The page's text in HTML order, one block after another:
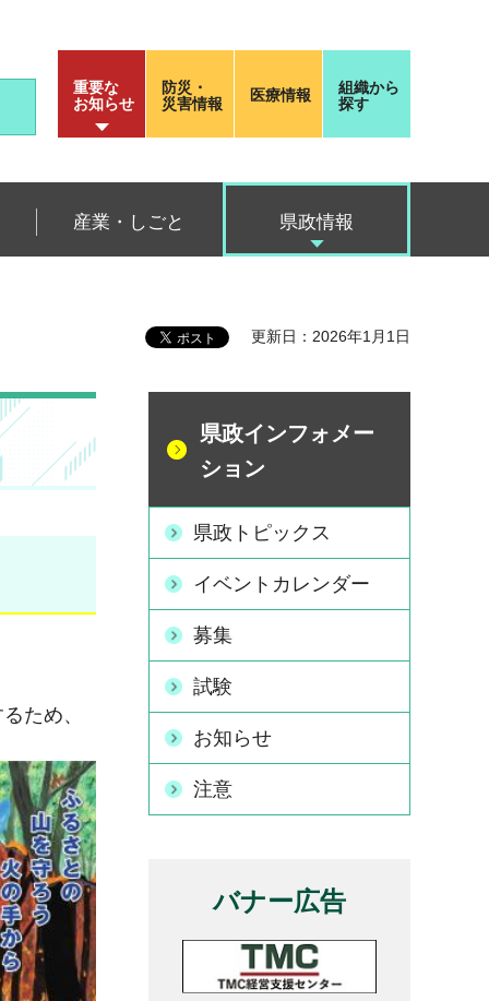
重要な
お知らせ
防災・
災害情報
医療情報
組織から
探す
産業・しごと 県政情報
更新日：2026年1月1日
ため、
県政インフォメー
ション
県政トピックス
イベントカレンダー
募集
試験
お知らせ
注意
バナー広告